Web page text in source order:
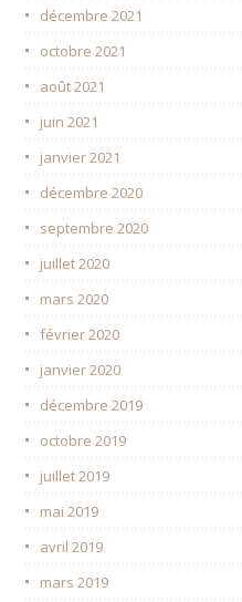
décembre 2021
octobre 2021
août 2021
juin 2021
janvier 2021
décembre 2020
septembre 2020
juillet 2020
mars 2020
février 2020
janvier 2020
décembre 2019
octobre 2019
juillet 2019
mai 2019
avril 2019
mars 2019